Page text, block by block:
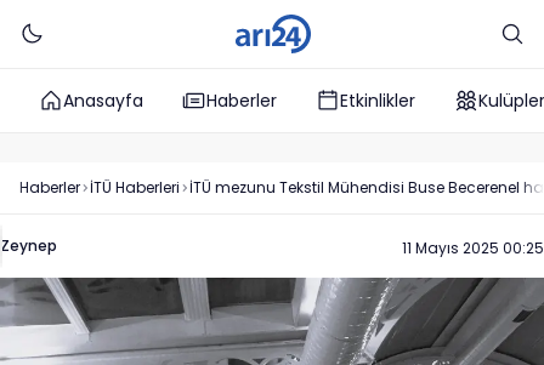
Anasayfa Haberler Etkinlikler Kulüpler
Haberler İTÜ Haberleri İTÜ mezunu Tekstil Mühendisi Buse Becerenel
Zeynep 11 Mayıs 2025 00:25